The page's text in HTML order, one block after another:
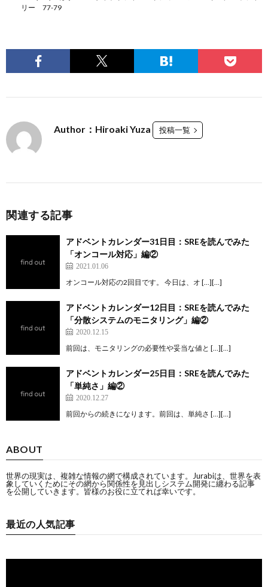
リー 77-79
Author：Hiroaki Yuza 投稿一覧
関連する記事
アドベントカレンダー31日目：SREを読んでみた
「オンコール対応」編②
2021.01.06
オンコール対応の2回目です。 今日は、オ […][…]
アドベントカレンダー12日目：SREを読んでみた
「分散システムのモニタリング」編②
2020.12.15
前回は、モニタリングの必要性や妥当な値と […][…]
アドベントカレンダー25日目：SREを読んでみた
「単純さ」編②
2020.12.27
前回からの続きになります。前回は、単純さ […][…]
ABOUT
世界の現実は、複雑な情報の網で構成されています。Jurabiは、世界を表
象していくためにその網から関係性を見出しシステム開発に纏わる記事
を公開していきます。皆様のお役に立てれば幸いです。
最近の人気記事